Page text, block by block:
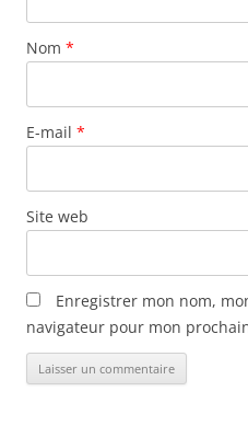
Nom *
E-mail *
Site web
Enregistrer mon nom,
navigateur pour mon